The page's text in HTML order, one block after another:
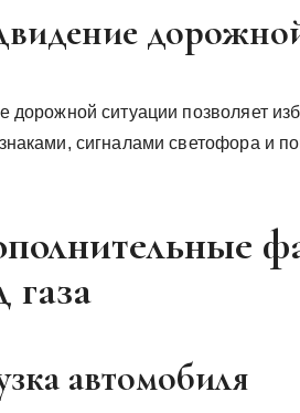
дорожной ситуации позволяет
сигналами светофора и
газа
автомобиля